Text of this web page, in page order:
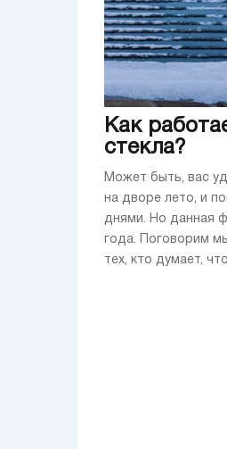
Как
стекла?
Может быть, вас
на дворе лето, и
днями. Но данная
года. Поговорим
тех, кто думает,